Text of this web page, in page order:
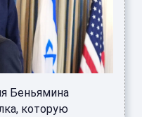
Беньямина
которую